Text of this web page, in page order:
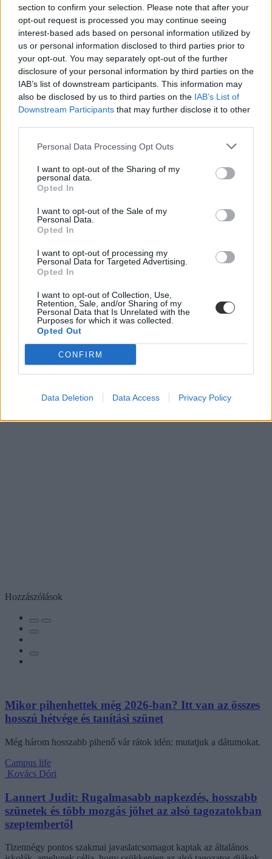
section to confirm your selection. Please note that after your
opt-out request is processed you may continue seeing
interest-based ads based on personal information utilized by
us or personal information disclosed to third parties prior to
your opt-out. You may separately opt-out of the further
disclosure of your personal information by third parties on the
IAB’s list of downstream participants. This information may
also be disclosed by us to third parties on the IAB’s List of
Downstream Participants that may further disclose it to other
Personal Data Processing Opt Outs
I want to opt-out of the Sharing of my
personal data.
Opted In
I want to opt-out of the Sale of my
Personal Data.
Opted In
I want to opt-out of processing my
Personal Data for Targeted Advertising.
Opted In
I want to opt-out of Collection, Use,
Retention, Sale, and/or Sharing of my
Personal Data that Is Unrelated with the
Purposes for which it was collected.
Opted Out
CONFIRM
Data Deletion Data Access Privacy Policy
koronavírus
távoktatás 2020
bizonyítvány
bizonyítványosztás
évzáró
Hozzászólások
Mikor pihenhettek még 2026-ban? Itt van az összes
hosszú hétvége és tanítási szünet
Még három hosszabb pihenő vár rátok idén: mutatjuk a dátumokat.
Campus life
Kovács Dóri
Lannert Judit: Rugalmasabb napkezdés, hosszabb
szünetek és több mozgás jöhet az alsó tagozatokban
szeptembertől
Tizennégy pontos szakmai javaslatcsomagot kaptak az általános